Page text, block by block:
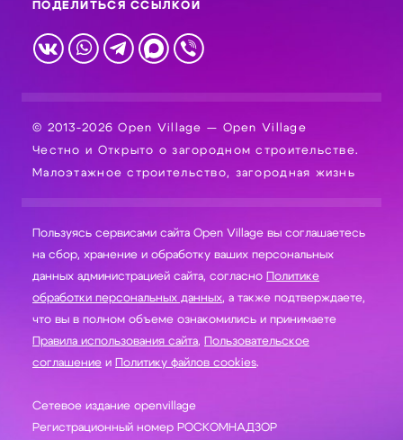
ПОДЕЛИТЬСЯ ССЫЛКОЙ
© 2013-2026 Open Village — Open Village
Честно и Открыто о загородном строительстве.
Малоэтажное строительство, загородная жизнь
Пользуясь сервисами сайта Open Village вы соглашаетесь
на сбор, хранение и обработку ваших персональных
данных администрацией сайта, согласно
Политике
обработки персональных данных, а также подтверждаете,
что вы в полном объеме ознакомились и принимаете
Правила использования сайта,
Пользовательское
соглашение и Политику файлов cookies.
Сетевое издание openvillage
Регистрационный номер РОСКОМНАДЗОР